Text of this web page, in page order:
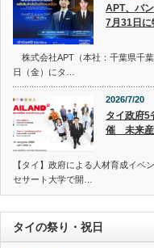
APT、バ
7月31日に
株式会社APT（本社：千葉県千
日（金）にタ…
2026/7/20
タイ政府5
催 未来産
【タイ】政府による人材育成イベ
セサート大学で開…
タイの祭り・祝日